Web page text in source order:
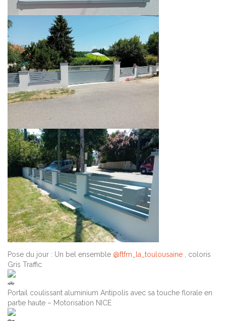
Pose du jour : Un bel ensemble @ftfm_la_toulousaine , coloris
Gris Traffic
Portail coulissant aluminium Antipolis avec sa touche florale en
partie haute – Motorisation NICE